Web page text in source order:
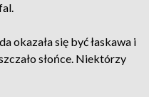
okazała się być łaskawa i
słońce. Niektórzy